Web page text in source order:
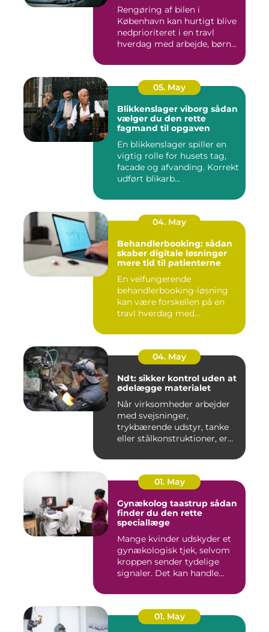
Rengøring af bilen i
København kan hurtigt blive
nedprioriteret i en travl
hverdag med arbejde, børn...
05. May
Blikkenslager viborg sådan
vælger du den rette
fagmand til opgaven
En blikkenslager spiller en
vigtig rolle for husets tag,
facade og afvanding. Korrekt
udført blikarb...
04. May
Behandlerbooking: sådan
skaber digitale løsninger
mere tid til patienterne
En velfungerende
behandlerbooking-løsning
kan være forskellen på en
travl hverdag med
04. May
Ndt: sikker kontrol uden at
ødelægge materialet
Når virksomheder arbejder
med svejsninger,
trykbærende udstyr, tanke
eller stålkonstruktioner, er
01. May
Gynækolog taastrup sådan
finder du den rette
speciallæge
Mange kvinder udskyder et
gynækologisk tjek, selvom
kroppen sender tydelige
signaler. Det kan handle...
01. May